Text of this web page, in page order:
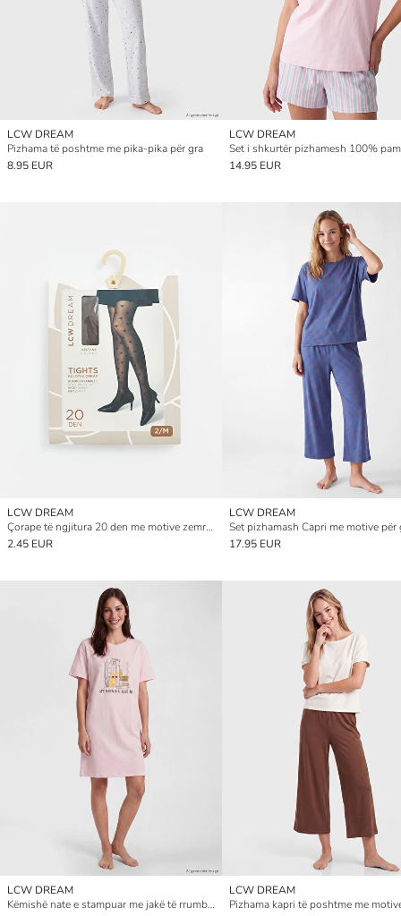
LCW DREAM
Pizhama të poshtme me pika-pika për gra
8.95 EUR
LCW DREAM
14.95 EUR
LCW DREAM
Çorape të ngjitura 20 den me motive zemrash për gra
2.45 EUR
LCW DREAM
Set pizhamash Capri me motive për
17.95 EUR
LCW DREAM
Këmishë nate e stampuar me jakë të rrumbullakët për gra
LCW DREAM